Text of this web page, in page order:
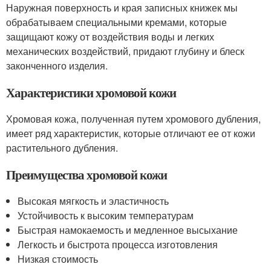
Наружная поверхность и края записных книжек мы
обрабатываем специальными кремами, которые
защищают кожу от воздействия воды и легких
механических воздействий, придают глубину и блеск
законченного изделия.
Характеристики хромовой кожи
Хромовая кожа, полученная путем хромового дубления,
имеет ряд характеристик, которые отличают ее от кожи
растительного дубления.
Преимущества хромовой кожи
Высокая мягкость и эластичность
Устойчивость к высоким температурам
Быстрая намокаемость и медленное высыхание
Легкость и быстрота процесса изготовления
Низкая стоимость